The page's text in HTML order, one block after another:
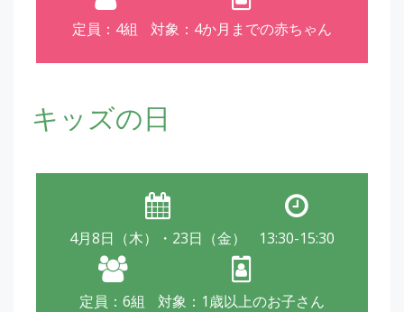
定員：4組 対象：4か月までの赤ちゃん
キッズの日
4月8日（木）・23日（金） 13:30-15:30
定員：6組 対象：1歳以上のお子さん